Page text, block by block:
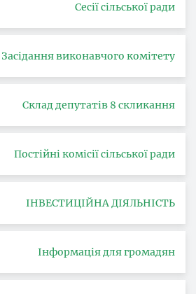
Сесії сільської ради
Засідання виконавчого комітету
Склад депутатів 8 скликання
Постійні комісії сільської ради
ІНВЕСТИЦІЙНА ДІЯЛЬНІСТЬ
Інформація для громадян